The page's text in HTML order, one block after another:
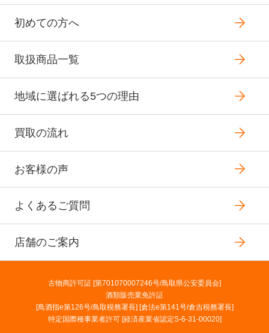
初めての方へ
取扱商品一覧
地域に選ばれる5つの理由
買取の流れ
お客様の声
よくあるご質問
店舗のご案内
古物商許可証 [第701070007246号/鳥取県公安委員会]
酒類販売業免許証
[鳥酒指e第126号/鳥取税務署長] [倉法e第141号/倉吉税務署長]
特定国際種事業者許可 [経済産業省認定S-6-31-00020]